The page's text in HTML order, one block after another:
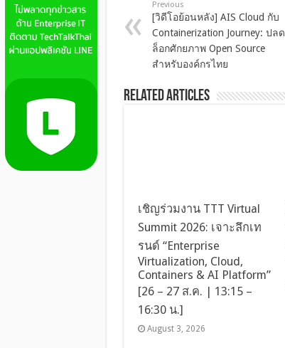
Previous
[วิดีโอย้อนหลัง] AIS Cloud กับ
Containerization Journey: ปลด
ล็อกศักยภาพ Open Source
สำหรับองค์กรไทย
Related Articles
เชิญร่วมงาน TTT Virtual
Summit 2026: เจาะลึกเท
รนด์ “Enterprise
Virtualization, Cloud,
Containers & AI Platform”
[26 – 27 ส.ค. | 13:15 –
16:30 น.]
August 3, 2026